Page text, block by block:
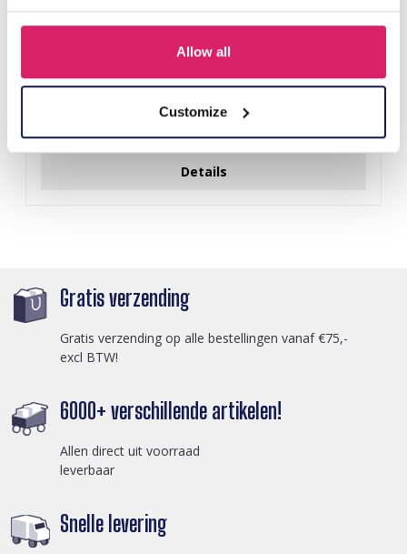
Allow all
Customize
Login voor prijzen
Details
Gratis verzending
Gratis verzending op alle bestellingen vanaf €75,-
excl BTW!
6000+ verschillende artikelen!
Allen direct uit voorraad
leverbaar
Snelle levering